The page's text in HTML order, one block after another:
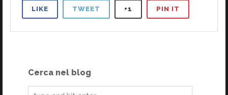
LIKE TWEET +1 PIN IT
Cerca nel blog